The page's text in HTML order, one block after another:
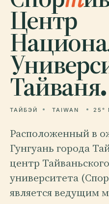
Центр
Тайваня.
ТАЙБЭЙ TAIWAN 25°
Расположенный в
Гунгуань города
центр
университета
является ведущим